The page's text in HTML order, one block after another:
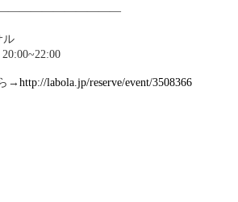
ル
→ http://labola.jp/reserve/event/3508366